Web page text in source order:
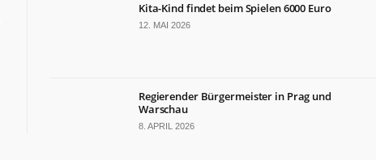
Kita-Kind findet beim Spielen 6000 Euro
12. MAI 2026
Regierender Bürgermeister in Prag und
Warschau
8. APRIL 2026